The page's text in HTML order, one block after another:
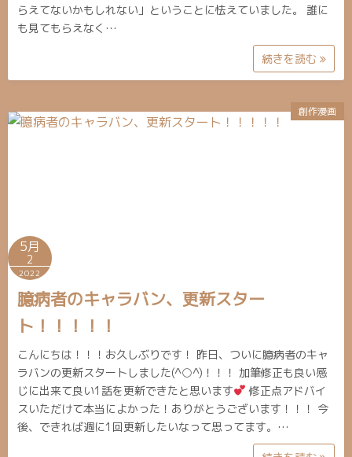
らえてないかもしれない」ということに怯えていました。 誰に
も見てもらえなく…
続きを読む
創作漫画
5月
2
2022
臆病者のキャラバン、更新スター
ト！！！！！
こんにちは！！！お久しぶりです！ 昨日、ついに臆病者のキャ
ラバンの更新スタートしました(^○^)！！！ 加筆修正も良い感
じに出来て良い1話を更新できたと思います
修正点アドバイ
スいただけて本当によかった！ありがとうございます！！！ 今
後、できれば週に1回更新したいなって思ってます。…